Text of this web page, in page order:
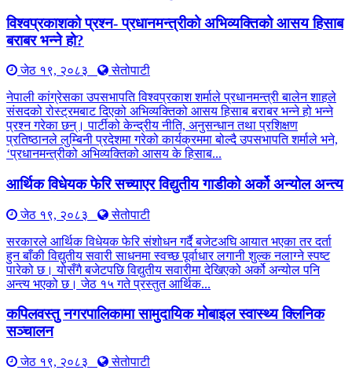
विश्वप्रकाशको प्रश्न- प्रधानमन्त्रीको अभिव्यक्तिको आसय हिसाब
बराबर भन्ने हो?
जेठ १९, २०८३
सेतोपाटी
नेपाली कांग्रेसका उपसभापति विश्वप्रकाश शर्माले प्रधानमन्त्री बालेन शाहले
संसदको रोस्ट्रमबाट दिएको अभिव्यक्तिको आसय हिसाब बराबर भन्ने हो भन्ने
प्रश्न गरेका छन्। पार्टीको केन्द्रीय नीति, अनुसन्धान तथा प्रशिक्षण
प्रतिष्ठानले लुम्बिनी प्रदेशमा गरेको कार्यक्रममा बोल्दै उपसभापति शर्माले भने,
‘प्रधानमन्त्रीको अभिव्यक्तिको आसय के हिसाब...
आर्थिक विधेयक फेरि सच्याएर विद्युतीय गाडीको अर्को अन्योल अन्त्य
जेठ १९, २०८३
सेतोपाटी
सरकारले आर्थिक विधेयक फेरि संशोधन गर्दै बजेटअघि आयात भएका तर दर्ता
हुन बाँकी विद्युतीय सवारी साधनमा स्वच्छ पूर्वाधार लगानी शुल्क नलाग्ने स्पष्ट
पारेको छ। योसँगै बजेटपछि विद्युतीय सवारीमा देखिएको अर्को अन्योल पनि
अन्त्य भएको छ। जेठ १५ गते प्रस्तुत आर्थिक...
कपिलवस्तु नगरपालिकामा सामुदायिक मोबाइल स्वास्थ्य क्लिनिक
सञ्चालन
जेठ १९, २०८३
सेतोपाटी